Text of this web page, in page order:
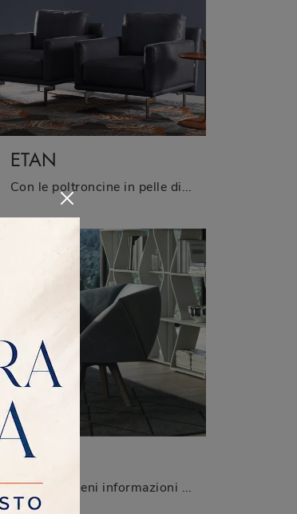
ETAN
Con le poltroncine in pelle di Twils come il modello Etan potrai ultimare il tuo concept d'arredo.
JESSICA
Clicca e ottieni informazioni sulle Poltrone design di Doimo Salotti! Molteplici modelli in pelle, come Jessica, ti attendono.